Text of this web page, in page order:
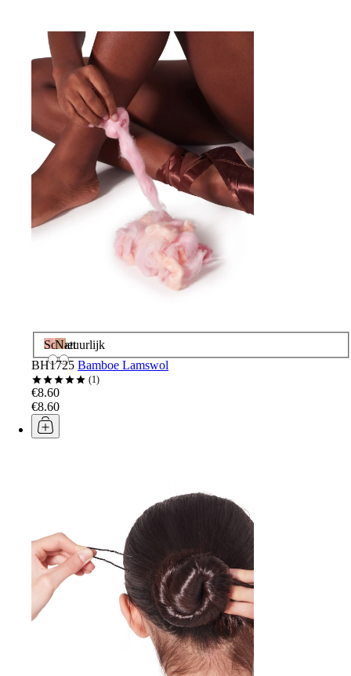
Sorbet
Natuurlijk
BH1725 Bamboe Lamswol
1
€8.60
€8.60